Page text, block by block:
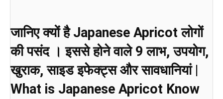
जानिए क्यों है Japanese Apricot लोगों
की पसंद । इससे होने वाले 9 लाभ, उपयोग,
खुराक, साइड इफेक्ट्स और सावधानियां |
What is Japanese Apricot Know